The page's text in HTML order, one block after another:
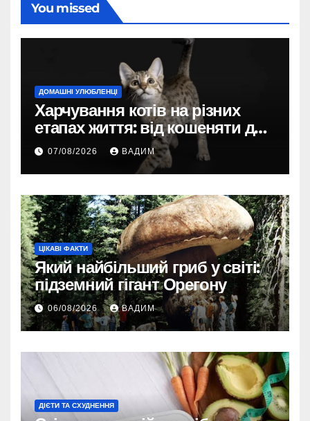
You missed
ДОМАШНІ УЛЮБЛЕНЦІ
Харчування котів на різних
етапах життя: від кошеняти до
літнього улюбленця
07/08/2026 ВАДИМ
ЦІКАВІ ФАКТИ
Який найбільший гриб у світі:
підземний гігант Орегону
06/08/2026 ВАДИМ
ДІЄТИ ТА СХУДНЕННЯ